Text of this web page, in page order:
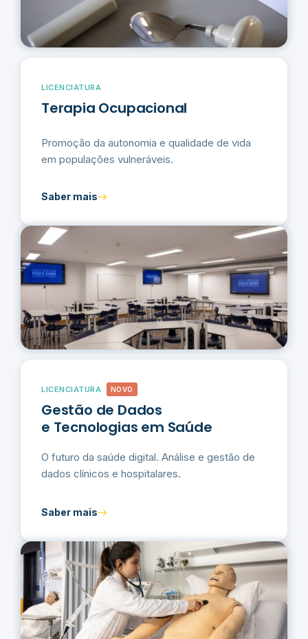
LICENCIATURA
Terapia Ocupacional
Promoção da autonomia e qualidade de vida
em populações vulneráveis.
Saber mais
LICENCIATURA NOVO
Gestão de Dados
e Tecnologias em Saúde
O futuro da saúde digital. Análise e gestão de
dados clínicos e hospitalares.
Saber mais